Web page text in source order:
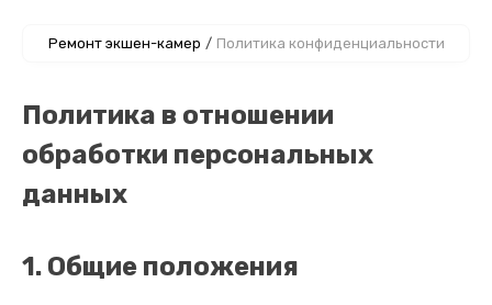
Ремонт экшен-камер / Политика конфиденциальности
Политика в отношении
обработки персональных
данных
1. Общие положения